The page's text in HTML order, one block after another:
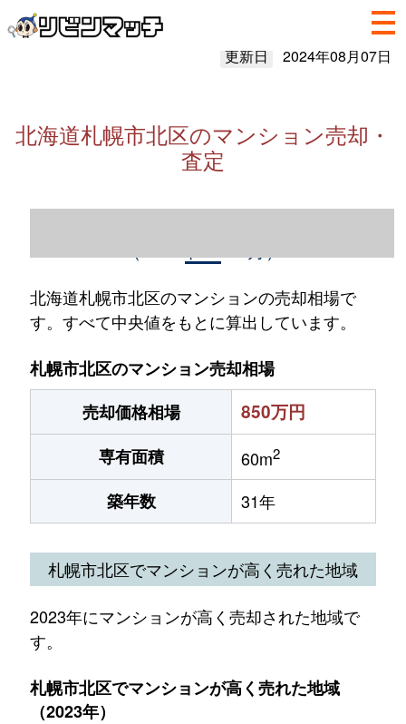
更新日 2024年08月07日
北海道札幌市北区のマンション売却・
査定
北海道札幌市北区のマンションの売却相場で
す。すべて中央値をもとに算出しています。
札幌市北区のマンション売却相場
売却価格相場
850万円
専有面積 60m2
築年数 31年
札幌市北区でマンションが高く売れた地域
2023年にマンションが高く売却された地域で
す。
札幌市北区でマンションが高く売れた地域
（2023年）